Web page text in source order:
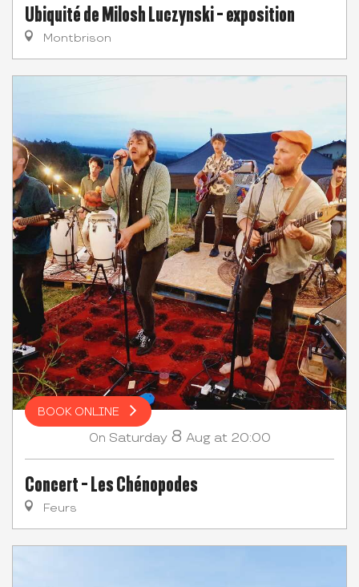
Ubiquité de Milosh Luczynski - exposition
Montbrison
BOOK ONLINE
On Saturday 8 Aug at 20:00
Concert - Les Chénopodes
Feurs